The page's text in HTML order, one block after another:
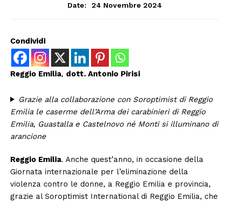
Date:
24 Novembre 2024
Condividi
Reggio Emilia, dott. Antonio Pirisi
Grazie alla collaborazione con Soroptimist di Reggio
Emilia le caserme dell’Arma dei carabinieri di Reggio
Emilia, Guastalla e Castelnovo né Monti si illuminano di
arancione
Reggio Emilia. Anche quest’anno, in occasione della
Giornata internazionale per l’eliminazione della
violenza contro le donne, a Reggio Emilia e provincia,
grazie al Soroptimist International di Reggio Emilia, che